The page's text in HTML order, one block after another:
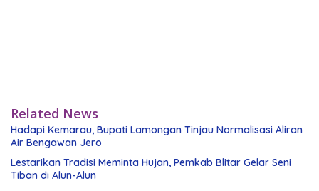
Related News
Hadapi Kemarau, Bupati Lamongan Tinjau Normalisasi Aliran
Air Bengawan Jero
Lestarikan Tradisi Meminta Hujan, Pemkab Blitar Gelar Seni
Tiban di Alun-Alun